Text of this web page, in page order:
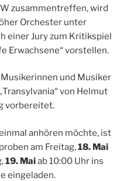
zusammentreffen, wird
Orchester unter
einer Jury zum Kritikspiel
Erwachsene“ vorstellen.
und Musiker
von Helmut
vorbereitet.
anhören möchte, ist
am Freitag,18. Mai
19. Maiab 10:00 Uhr ins
eingeladen.